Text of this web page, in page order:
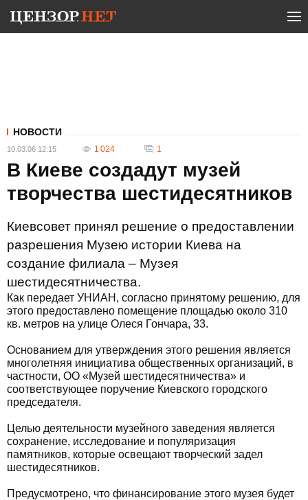
НОВОСТИ
10.03.06 12:15 1 024 1
В Киеве создадут музей
творчества шестидесятников
Киевсовет принял решение о предоставлении
разрешения Музею истории Киева на
создание филиала – Музея
шестидесятничества.
Как передает УНИАН, согласно принятому решению, для
этого предоставлено помещение площадью около 310
кв. метров на улице Олеся Гончара, 33.
Основанием для утверждения этого решения является
многолетняя инициатива общественных организаций, в
частности, ОО «Музей шестидесятничества» и
соответствующее поручение Киевского городского
председателя.
Целью деятельности музейного заведения является
сохранение, исследование и популяризация
памятников, которые освещают творческий задел
шестидесятников.
Предусмотрено, что финансирование этого музея будет